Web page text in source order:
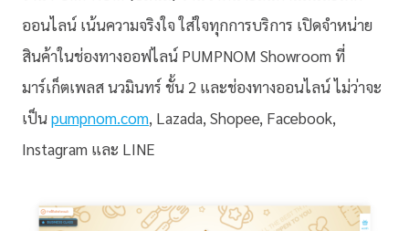
ออนไลน์ เน้นความจริงใจ ใส่ใจทุกการบริการ เปิดจำหน่าย
สินค้าในช่องทางออฟไลน์ PUMPNOM Showroom ที่
มาร์เก็ตเพลส นวมินทร์ ชั้น 2 และช่องทางออนไลน์ ไม่ว่าจะ
เป็น pumpnom.com, Lazada, Shopee, Facebook,
Instagram และ LINE